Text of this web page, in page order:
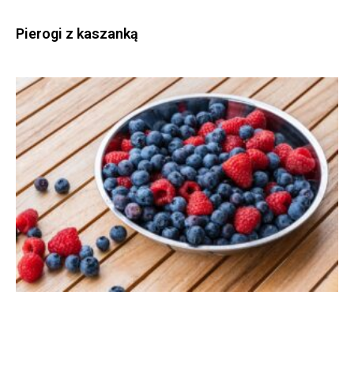
Pierogi z kaszanką